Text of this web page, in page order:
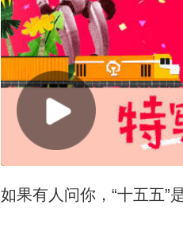
如果有人问你，“十五五”